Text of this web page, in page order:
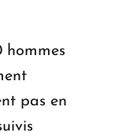
hommes
pas en